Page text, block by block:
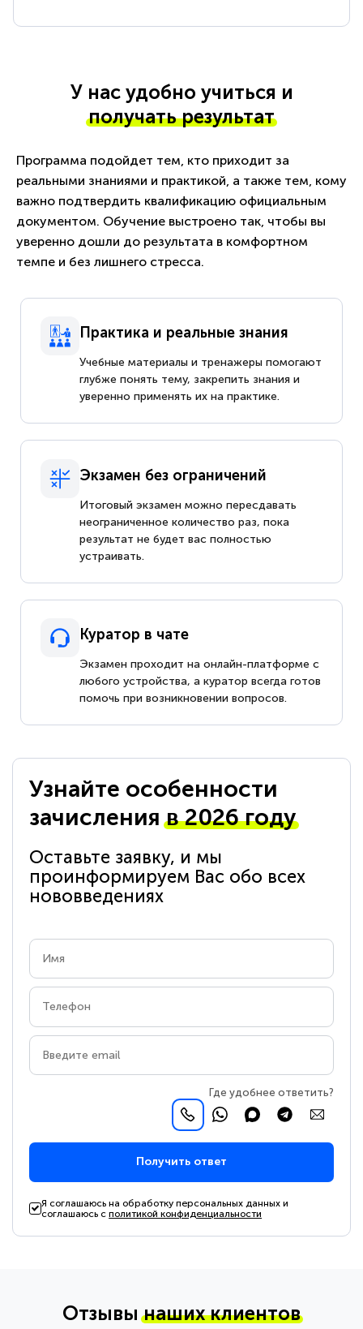
У нас удобно учиться и
получать результат
Программа подойдет тем, кто приходит за
реальными знаниями и практикой, а также тем, кому
важно подтвердить квалификацию официальным
документом. Обучение выстроено так, чтобы вы
уверенно дошли до результата в комфортном
темпе и без лишнего стресса.
Практика и реальные знания
Учебные материалы и тренажеры помогают
глубже понять тему, закрепить знания и
уверенно применять их на практике.
Экзамен без ограничений
Итоговый экзамен можно пересдавать
неограниченное количество раз, пока
результат не будет вас полностью
устраивать.
Куратор в чате
Экзамен проходит на онлайн-платформе с
любого устройства, а куратор всегда готов
помочь при возникновении вопросов.
Узнайте особенности
зачисленияв 2026 году
Оставьте заявку, и мы
проинформируем Вас обо всех
нововведениях
Где удобнее ответить?
Получить ответ
Я соглашаюсь на обработку персональных данных и
соглашаюсь сполитикой конфиденциальности
Отзывынаших клиентов